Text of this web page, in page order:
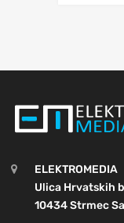
ELEKTROMEDIA
Ulica Hrvatskih
10434 Strmec